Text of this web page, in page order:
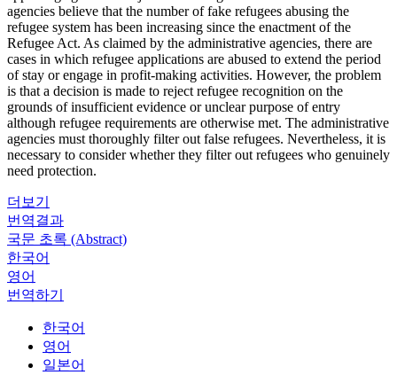
agencies believe that the number of fake refugees abusing the
refugee system has been increasing since the enactment of the
Refugee Act. As claimed by the administrative agencies, there are
cases in which refugee applications are abused to extend the period
of stay or engage in profit-making activities. However, the problem
is that a decision is made to reject refugee recognition on the
grounds of insufficient evidence or unclear purpose of entry
although refugee requirements are otherwise met. The administrative
agencies must thoroughly filter out false refugees. Nevertheless, it is
necessary to consider whether they filter out refugees who genuinely
need protection.
더보기
번역결과
국문 초록 (Abstract)
한국어
영어
번역하기
한국어
영어
일본어